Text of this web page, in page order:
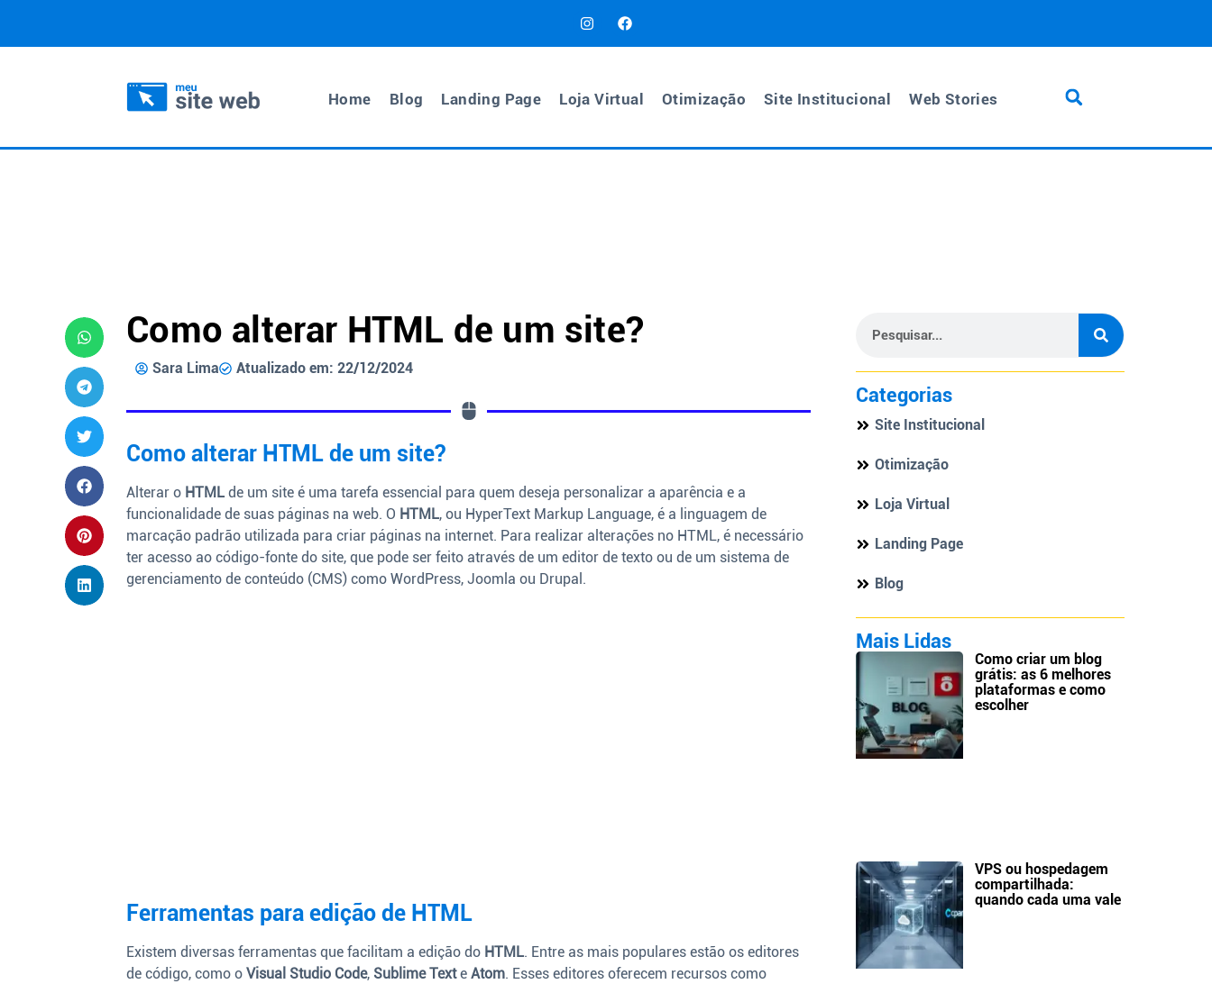
Home Blog Landing Page Loja Virtual Otimização Site Institucional Web Stories
Como alterar HTML de um site?
Sara Lima Atualizado em: 22/12/2024
Como alterar HTML de um site?
Alterar o HTML de um site é uma tarefa essencial para quem deseja personalizar a aparência e a
funcionalidade de suas páginas na web. O HTML, ou HyperText Markup Language, é a linguagem de
marcação padrão utilizada para criar páginas na internet. Para realizar alterações no HTML, é necessário
ter acesso ao código-fonte do site, que pode ser feito através de um editor de texto ou de um sistema de
gerenciamento de conteúdo (CMS) como WordPress, Joomla ou Drupal.
Ferramentas para edição de HTML
Existem diversas ferramentas que facilitam a edição do HTML. Entre as mais populares estão os editores
de código, como oVisual Studio Code, Sublime TexteAtom. Esses editores oferecem recursos como
Categorias
Site Institucional
Otimização
Loja Virtual
Landing Page
Blog
Mais Lidas
Como criar um blog
grátis: as 6 melhores
plataformas e como
escolher
VPS ou hospedagem
compartilhada:
quando cada uma vale